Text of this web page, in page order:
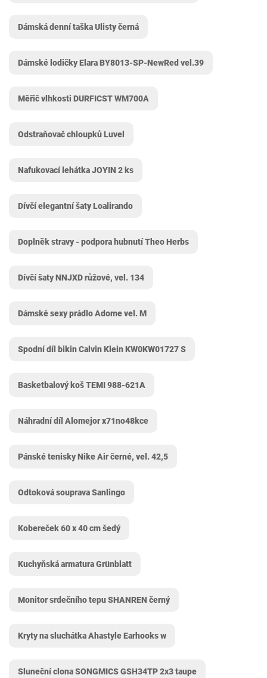
Dámská denní taška Ulisty černá
Dámské lodičky Elara BY8013-SP-NewRed vel.39
Měřič vlhkosti DURFICST ‎WM700A
Odstraňovač chloupků Luvel
Nafukovací lehátka JOYIN 2 ks
Dívčí elegantní šaty Loalirando
Doplněk stravy - podpora hubnutí Theo Herbs
Dívčí šaty NNJXD růžové, vel. 134
Dámské sexy prádlo Adome vel. M
Spodní díl bikin Calvin Klein KW0KW01727 S
Basketbalový koš TEMI ‎988-621A
Náhradní díl Alomejor x71no48kce
Pánské tenisky Nike Air černé, vel. 42,5
Odtoková souprava Sanlingo
Kobereček 60 x 40 cm šedý
Kuchyňská armatura Grünblatt
Monitor srdečního tepu SHANREN černý
Kryty na sluchátka Ahastyle Earhooks w
Sluneční clona SONGMICS GSH34TP 2x3 taupe